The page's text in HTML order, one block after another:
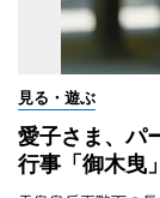
見る・遊ぶ
愛子さま、パ
行事「御木曳